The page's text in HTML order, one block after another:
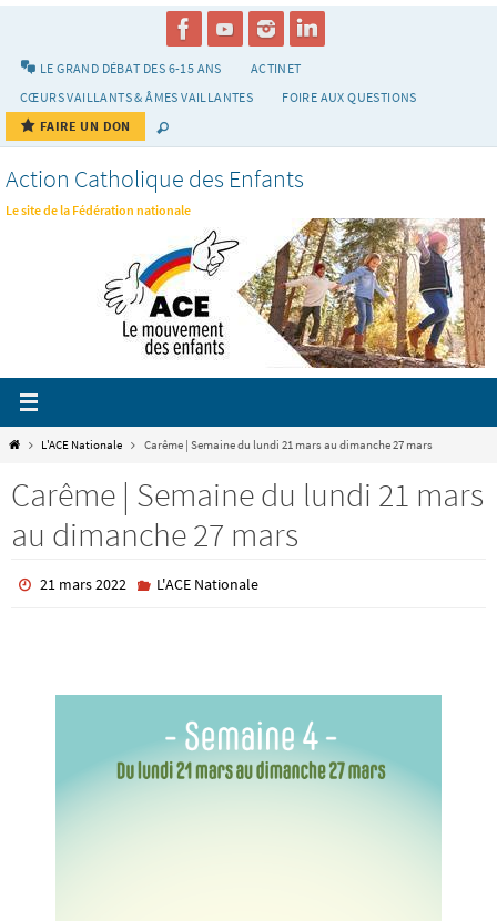
LE GRAND DÉBAT DES 6-15 ANS
ACTINET
CŒURS VAILLANTS & ÂMES VAILLANTES
FOIRE AUX QUESTIONS
FAIRE UN DON
Action Catholique des Enfants
Le site de la Fédération nationale
HomeL'ACE Nationale Carême | Semaine du lundi 21 mars au dimanche 27 mars
Carême | Semaine du lundi 21 mars
au dimanche 27 mars
21 mars 2022 L'ACE Nationale